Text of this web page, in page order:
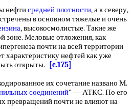
нефтисредней плотности, а к северу,
в основном тяжелые и очень
, высокосмолистые. Такие же
зоне. Меловые отложения, как
почти на всей территории
характеристику нефтей как уже
открыты.
[c.175]
их сочетание названо М.
соединений" — АТКС. По его
превращений почти не влияют на